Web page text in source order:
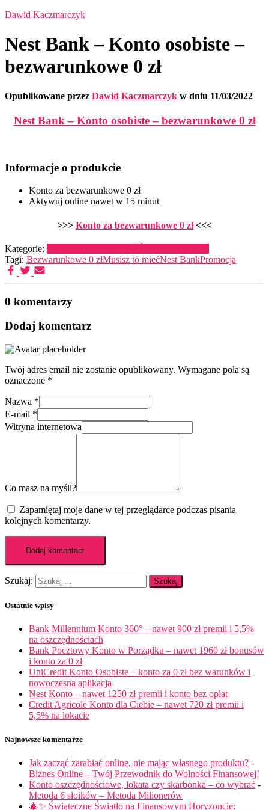
Dawid Kaczmarczyk
Nest Bank – Konto osobiste –
bezwarunkowe 0 zł
Opublikowane przez Dawid Kaczmarczyk w dniu 11/03/2022
Nest Bank – Konto osobiste – bezwarunkowe 0 zł
Informacje o produkcie
Konto za bezwarunkowe 0 zł
Aktywuj online nawet w 15 minut
>>> Konto za bezwarunkowe 0 zł<<<
Kategorie:
Tagi: Bezwarunkowe 0 złMusisz to miećNest BankPromocja
0 komentarzy
Dodaj komentarz
Twój adres email nie zostanie opublikowany. Wymagane pola są
oznaczone *
Nazwa *
E-mail *
Witryna internetowa
Co masz na myśli?
Zapamiętaj moje dane w tej przeglądarce podczas pisania
kolejnych komentarzy.
Szukaj:
Ostatnie wpisy
Bank Millennium Konto 360° – nawet 900 zł premii i 5,5%
na oszczędnościach
Bank Pocztowy Konto w Porządku – nawet 1960 zł bonusów
i konto za 0 zł
UniCredit Konto Osobiste – konto za 0 zł bez warunków i
nowoczesna aplikacja
Nest Konto – nawet 1250 zł premii i konto bez opłat
Credit Agricole Konto dla Ciebie – nawet 720 zł premii i
5,5% na lokacie
Najnowsze komentarze
Jak zacząć zarabiać online, nie mając własnego produktu? -
Biznes Online – Twój Przewodnik do Wolności Finansowej!
Konto oszczędnościowe, lokata czy skarbonka – co wybrać -
Metoda 6 słoików – Metoda Milionerów
🎄✨ Świąteczne Światło na Finansowym Horyzoncie: